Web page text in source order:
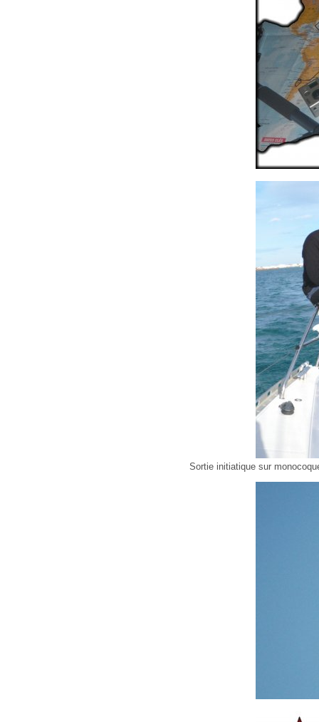
Sortie initiatique sur